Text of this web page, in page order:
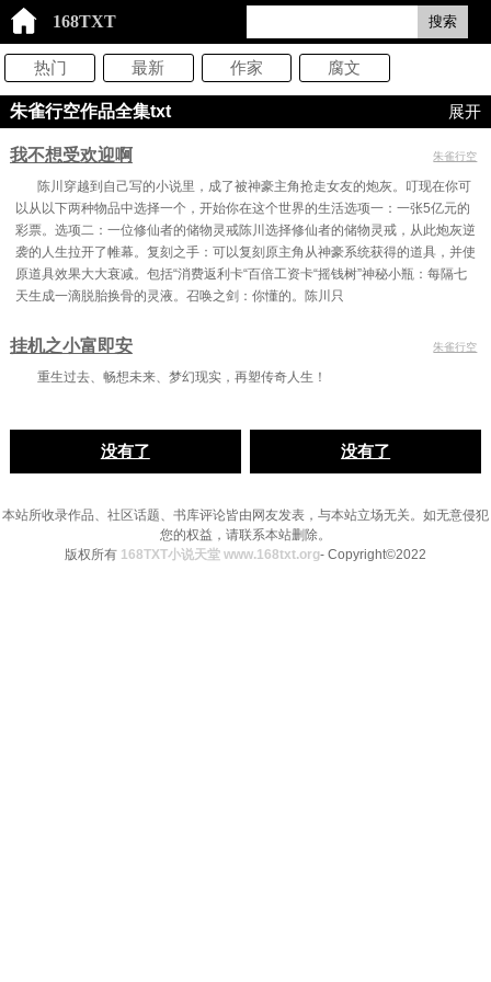
168TXT 搜索
热门 最新 作家 腐文
朱雀行空作品全集txt 展开
我不想受欢迎啊 朱雀行空
陈川穿越到自己写的小说里，成了被神豪主角抢走女友的炮灰。叮现在你可
以从以下两种物品中选择一个，开始你在这个世界的生活选项一：一张5亿元的
彩票。选项二：一位修仙者的储物灵戒陈川选择修仙者的储物灵戒，从此炮灰逆
袭的人生拉开了帷幕。复刻之手：可以复刻原主角从神豪系统获得的道具，并使
原道具效果大大衰减。包括“消费返利卡“百倍工资卡“摇钱树”神秘小瓶：每隔七
天生成一滴脱胎换骨的灵液。召唤之剑：你懂的。陈川只
挂机之小富即安 朱雀行空
重生过去、畅想未来、梦幻现实，再塑传奇人生！
没有了 没有了
本站所收录作品、社区话题、书库评论皆由网友发表，与本站立场无关。如无意侵犯
您的权益，请联系本站删除。
版权所有 168TXT小说天堂 www.168txt.org- Copyright©2022